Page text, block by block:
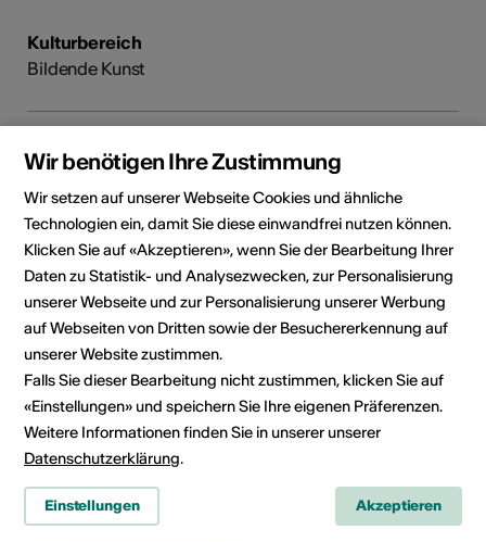
Kulturbereich
Bildende Kunst
Direktkontakt
Johannes Loretan
E-Mail
Webseite
Künstler*in teilen
Wir benötigen Ihre Zustimmung
Wir setzen auf unserer Webseite Cookies und ähnliche
Technologien ein, damit Sie diese einwandfrei nutzen können.
Klicken Sie auf «Akzeptieren», wenn Sie der Bearbeitung Ihrer
Daten zu Statistik- und Analysezwecken, zur Personalisierung
unserer Webseite und zur Personalisierung unserer Werbung
auf Webseiten von Dritten sowie der Besuchererkennung auf
unserer Website zustimmen.
Falls Sie dieser Bearbeitung nicht zustimmen, klicken Sie auf
«Einstellungen» und speichern Sie Ihre eigenen Präferenzen.
Weitere Informationen finden Sie in unserer unserer
Datenschutzerklärung.
Einstellungen Akzeptieren